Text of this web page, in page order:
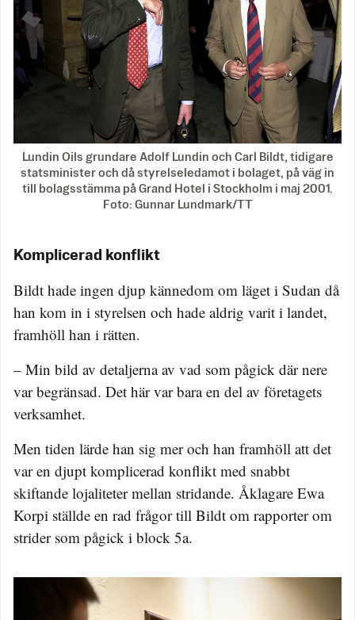
Lundin Oils grundare Adolf Lundin och Carl Bildt, tidigare
statsminister och då styrelseledamot i bolaget, på väg in
till bolagsstämma på Grand Hotel i Stockholm i maj 2001.
Foto: Gunnar Lundmark/TT
Komplicerad konflikt
Bildt hade ingen djup kännedom om läget i Sudan då
han kom in i styrelsen och hade aldrig varit i landet,
framhöll han i rätten.
– Min bild av detaljerna av vad som pågick där nere
var begränsad. Det här var bara en del av företagets
verksamhet.
Men tiden lärde han sig mer och han framhöll att det
var en djupt komplicerad konflikt med snabbt
skiftande lojaliteter mellan stridande. Åklagare Ewa
Korpi ställde en rad frågor till Bildt om rapporter om
strider som pågick i block 5a.